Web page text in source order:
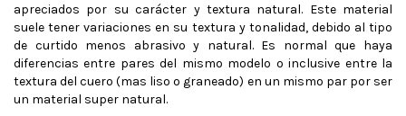
apreciados por su carácter y textura natural. Este material
suele tener variaciones en su textura y tonalidad, debido al tipo
de curtido menos abrasivo y natural. Es normal que haya
diferencias entre pares del mismo modelo o inclusive entre la
textura del cuero (mas liso o graneado) en un mismo par por ser
un material super natural.